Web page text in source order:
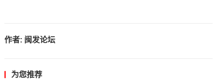
作者: 闽发论坛
为您推荐